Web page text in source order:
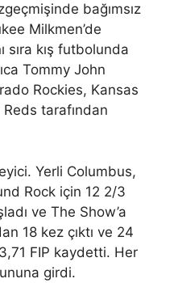
bağımsız
Milkmen’de
sıra kış futbolunda
Tommy John
Rockies, Kansas
tarafından
Yerli Columbus,
Rock için 12 2/3
ve The Show’a
18 kez çıktı ve 24
FIP kaydetti. Her
girdi.